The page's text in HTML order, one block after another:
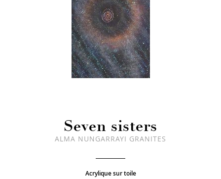
Seven sisters
ALMA NUNGARRAYI GRANITES
Acrylique sur toile